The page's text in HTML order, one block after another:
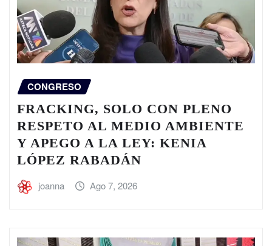
CONGRESO
FRACKING, SOLO CON PLENO
RESPETO AL MEDIO AMBIENTE
Y APEGO A LA LEY: KENIA
LÓPEZ RABADÁN
joanna Ago 7, 2026